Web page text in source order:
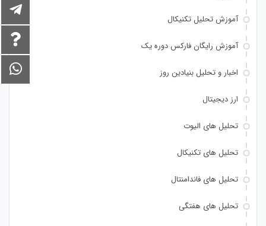
آموزش تحلیل تکنیکال
آموزش رایگان فارکس دوره یک
اخبار و تحلیل بنیادین روز
ارز دیجیتال
تحلیل های الیوت
تحلیل های تکنیکال
تحلیل های فاندامنتال
تحلیل های هفتگی